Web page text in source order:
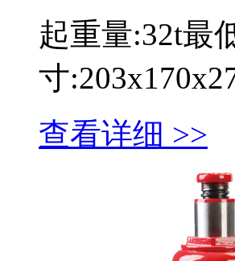
起重量:32t最
寸
查看详细 >>